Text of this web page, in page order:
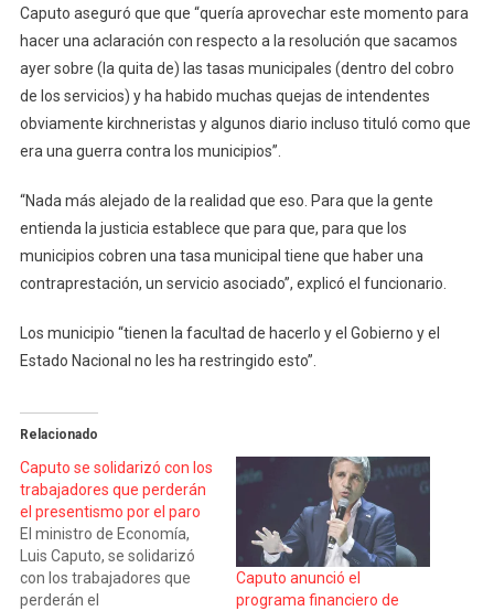
Caputo aseguró que que “quería aprovechar este momento para
hacer una aclaración con respecto a la resolución que sacamos
ayer sobre (la quita de) las tasas municipales (dentro del cobro
de los servicios) y ha habido muchas quejas de intendentes
obviamente kirchneristas y algunos diario incluso tituló como que
era una guerra contra los municipios”.
“Nada más alejado de la realidad que eso. Para que la gente
entienda la justicia establece que para que, para que los
municipios cobren una tasa municipal tiene que haber una
contraprestación, un servicio asociado”, explicó el funcionario.
Los municipio “tienen la facultad de hacerlo y el Gobierno y el
Estado Nacional no les ha restringido esto”.
Relacionado
Caputo se solidarizó con los
trabajadores que perderán
el presentismo por el paro
El ministro de Economía,
Luis Caputo, se solidarizó
con los trabajadores que
perderán el
Caputo anunció el
programa financiero de